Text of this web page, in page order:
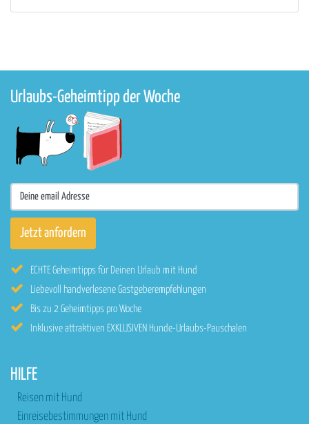
Urlaubs-Geheimtipp der Woche
ECHTE Geheimtipps für Deinen Urlaub mit Hund
Liebevoll handverlesene Gastgeberempfehlungen
Bis zu 2 Geheimtipps pro Woche
Inklusive attraktiven EXKLUSIVEN Hunde-Urlaubs-Pauschalen
HILFE
Reisen mit Hund
Einreisebestimmungen mit Hund